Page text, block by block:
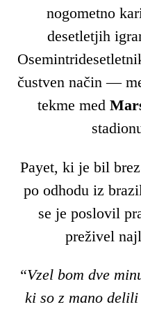
nogometno
desetletjih
čustven način —
tekme med
Payet, ki je bil
po odhodu iz
se je poslovil
preživel
“Vzel bom dve
ki so z mano